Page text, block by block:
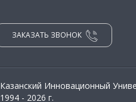
ЗАКАЗАТЬ ЗВОНОК
Казанский Инновационный
1994 - 2026 г.